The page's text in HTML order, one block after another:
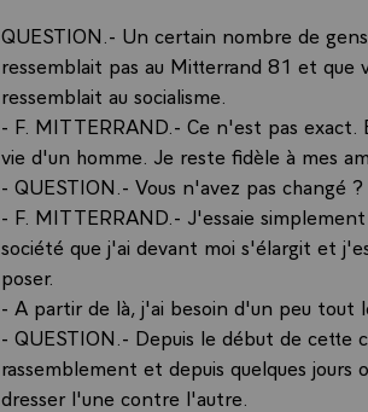
QUESTION.- Un certain nombre de
ressemblait pas au Mitterrand 81 et que
ressemblait au socialisme.
- F. MITTERRAND.- Ce n'est pas
vie d'un homme. Je reste fidèle à mes
- QUESTION.- Vous n'avez pas changé ?
- F. MITTERRAND.- J'essaie
société que j'ai devant moi s'élargit et
poser.
- A partir de là, j'ai besoin d'un peu tout
- QUESTION.- Depuis le début de cette
rassemblement et depuis quelques
dresser l'une contre l'autre.